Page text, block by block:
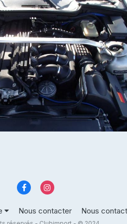
Nous contacter Nous